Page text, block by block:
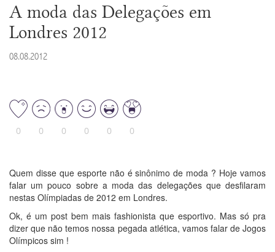
A moda das Delegações em
Londres 2012
08.08.2012
0 0 0 0 0 0
Quem disse que esporte não é sinônimo de moda ? Hoje vamos
falar um pouco sobre a moda das delegações que desfilaram
nestas Olímpiadas de 2012 em Londres.
Ok, é um post bem mais fashionista que esportivo. Mas só pra
dizer que não temos nossa pegada atlética, vamos falar de Jogos
Olímpicos sim !